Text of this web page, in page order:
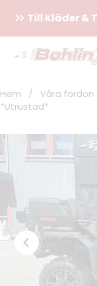
Till Kläder &
Hem / Våra fordon
*Utrustad*